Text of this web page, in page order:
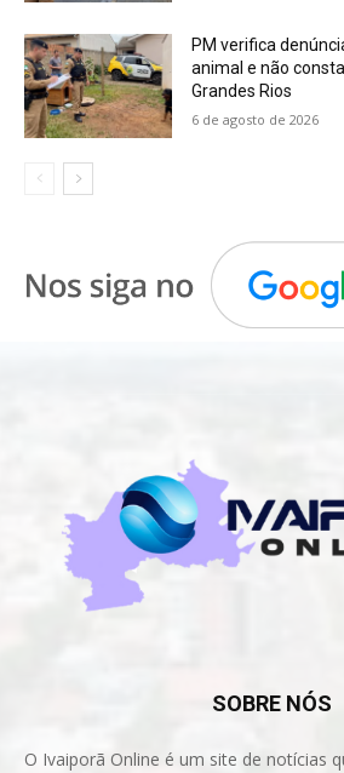
PM verifica
animal e não
Grandes Rios
6 de agosto de 2026
SOBRE NÓS
O Ivaiporã Online é um site de notícias